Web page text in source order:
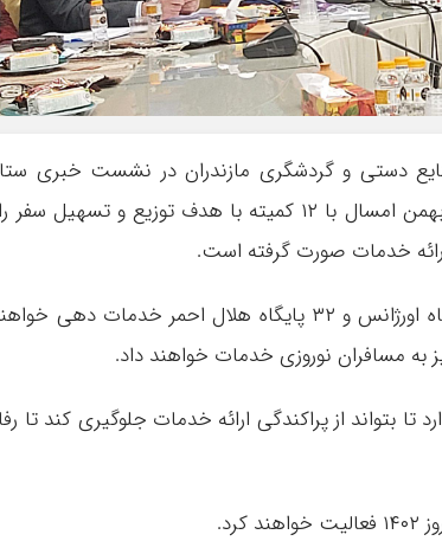
دستی و گردشگری مازندران در نشست خبری
تسهیلات سفر با بیان اینکه ستاد اجرایی سفر مازندران از بهمن امسال با ۱۲ کمیته با هدف توزیع و تسهیل
خدمات صورت گرفته است.
دبیر ستاد تسهیلات سفر مازندران با اشاره به اینکه ۱۱۰ پایگاه اورژانس و ۳۲ پایگاه هلال احمر خدمات دهی
بتواند از پراکندگی ارائه خدمات جلوگیری کند تا